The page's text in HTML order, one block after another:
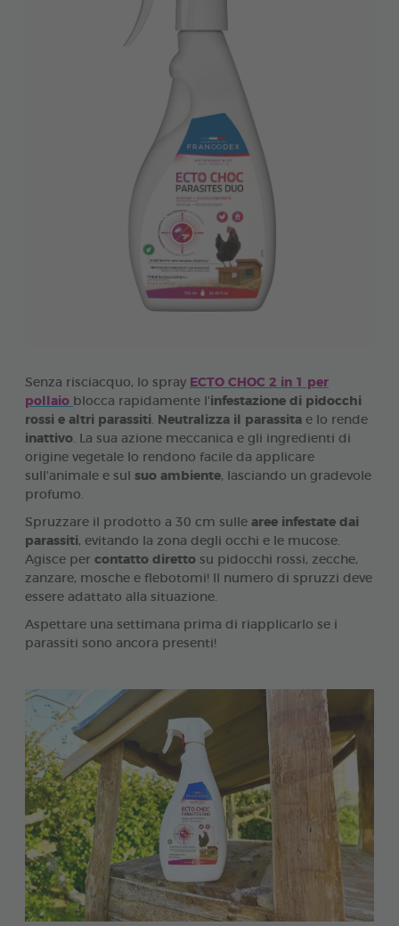
Senza risciacquo, lo spray ECTO CHOC 2 in 1 per
pollaio blocca rapidamente l'infestazione di pidocchi
rossi e altri parassiti. Neutralizza il parassita e lo rende
inattivo. La sua azione meccanica e gli ingredienti di
origine vegetale lo rendono facile da applicare
sull'animale e sul suo ambiente, lasciando un gradevole
profumo.
Spruzzare il prodotto a 30 cm sulle aree infestate dai
parassiti, evitando la zona degli occhi e le mucose.
Agisce per contatto diretto su pidocchi rossi, zecche,
zanzare, mosche e flebotomi! Il numero di spruzzi deve
essere adattato alla situazione.
Aspettare una settimana prima di riapplicarlo se i
parassiti sono ancora presenti!